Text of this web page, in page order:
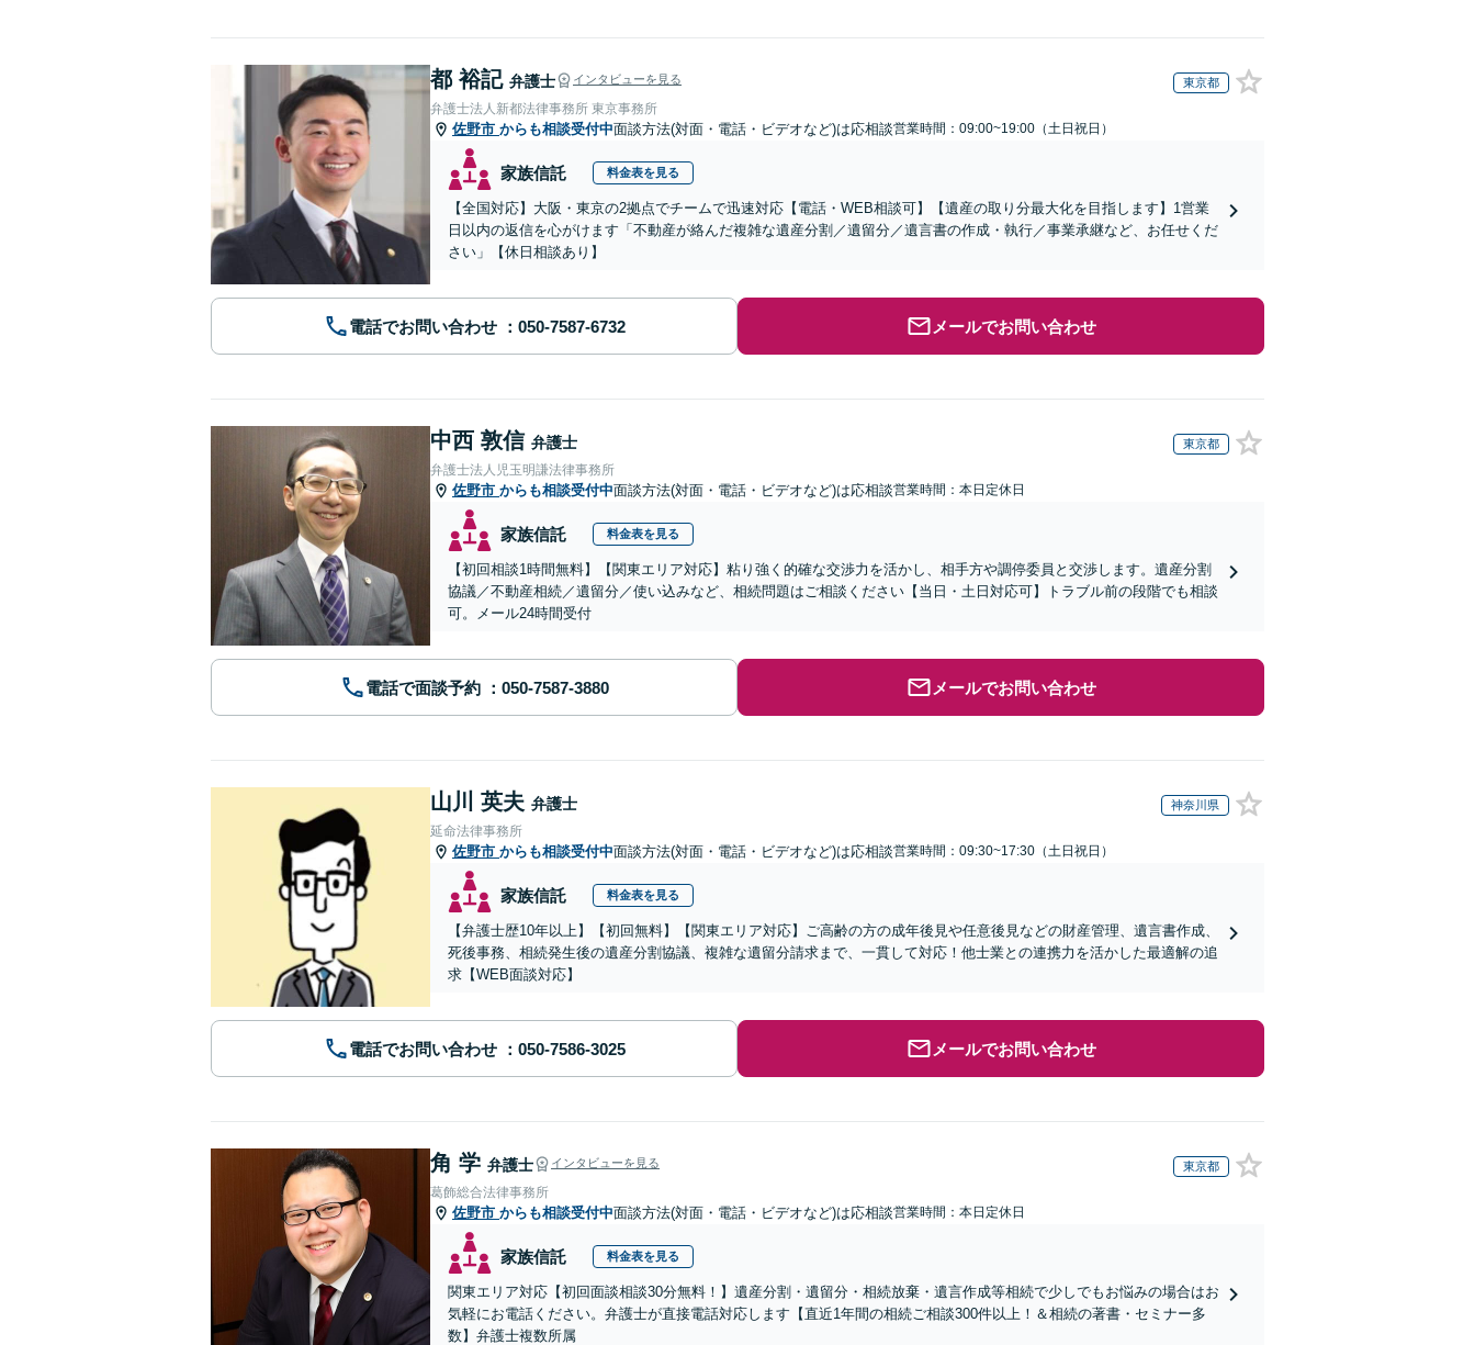
都 裕記 弁護士 インタビューを見る 東京都
弁護士法人新都法律事務所 東京事務所
佐野市 からも相談受付中面談方法(対面・電話・ビデオなど)は応相談営業時間：09:00~19:00（土日祝日）
家族信託 料金表を見る
【全国対応】大阪・東京の2拠点でチームで迅速対応【電話・WEB相談可】【遺産の取り分最大化を目指します】1営業
日以内の返信を心がけます「不動産が絡んだ複雑な遺産分割／遺留分／遺言書の作成・執行／事業承継など、お任せくだ
さい」【休日相談あり】
電話でお問い合わせ メールでお問い合わせ
中西 敦信 弁護士 東京都
弁護士法人児玉明謙法律事務所
佐野市 からも相談受付中面談方法(対面・電話・ビデオなど)は応相談営業時間：本日定休日
家族信託 料金表を見る
【初回相談1時間無料】【関東エリア対応】粘り強く的確な交渉力を活かし、相手方や調停委員と交渉します。遺産分割
協議／不動産相続／遺留分／使い込みなど、相続問題はご相談ください【当日・土日対応可】トラブル前の段階でも相談
可。メール24時間受付
電話で面談予約 メールでお問い合わせ
山川 英夫 弁護士 神奈川県
延命法律事務所
佐野市 からも相談受付中面談方法(対面・電話・ビデオなど)は応相談営業時間：09:30~17:30（土日祝日）
家族信託 料金表を見る
【弁護士歴10年以上】【初回無料】【関東エリア対応】ご高齢の方の成年後見や任意後見などの財産管理、遺言書作成、
死後事務、相続発生後の遺産分割協議、複雑な遺留分請求まで、一貫して対応！他士業との連携力を活かした最適解の追
求【WEB面談対応】
電話でお問い合わせ メールでお問い合わせ
角 学 弁護士 インタビューを見る 東京都
葛飾総合法律事務所
佐野市 からも相談受付中面談方法(対面・電話・ビデオなど)は応相談営業時間：本日定休日
家族信託 料金表を見る
関東エリア対応【初回面談相談30分無料！】遺産分割・遺留分・相続放棄・遺言作成等相続で少しでもお悩みの場合はお
気軽にお電話ください。弁護士が直接電話対応します【直近1年間の相続ご相談300件以上！＆相続の著書・セミナー多
数】弁護士複数所属